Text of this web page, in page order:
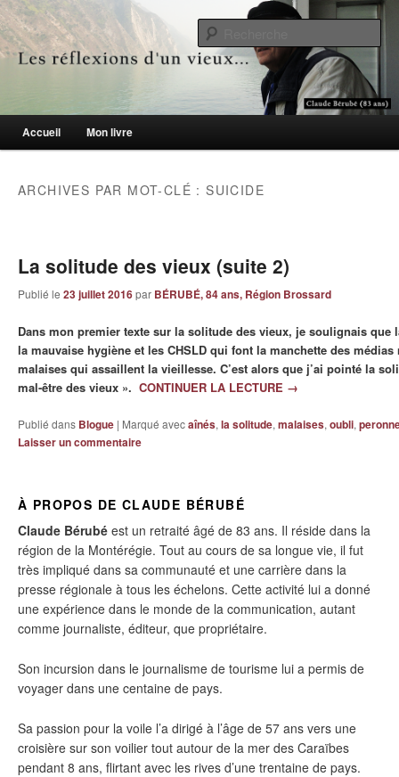
Les réflexions d'un vieux…
Le blogue des aînés de 65 ans et +
Menu principal
Aller au contenu principal
Aller au contenu secondaire
Accueil Mon livre
ARCHIVES PAR MOT-CLÉ :SUICIDE
La solitude des vieux (suite 2)
Publié le 23 juillet 2016par BÉRUBÉ, 84 ans, Région Brossard
Dans mon premier texte sur la solitude des vieux, je soulignais que
la mauvaise hygiène et les CHSLD qui font la manchette des
malaises qui assaillent la vieillesse. C’est alors que j’ai pointé la
mal-être des vieux ». CONTINUER LA LECTURE →
Publié dans Blogue | Marqué avecaînés, la solitude, malaises, oubli,
Laisser un commentaire
À PROPOS DE CLAUDE BÉRUBÉ
Claude Bérubé est un retraité âgé de 83 ans. Il réside dans la
région de la Montérégie. Tout au cours de sa longue vie, il fut
très impliqué dans sa communauté et une carrière dans la
presse régionale à tous les échelons. Cette activité lui a donné
une expérience dans le monde de la communication, autant
comme journaliste, éditeur, que propriétaire.
Son incursion dans le journalisme de tourisme lui a permis de
voyager dans une centaine de pays.
Sa passion pour la voile l’a dirigé à l’âge de 57 ans vers une
croisière sur son voilier tout autour de la mer des Caraïbes
pendant 8 ans, flirtant avec les rives d’une trentaine de pays.